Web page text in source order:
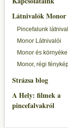
Látnivalók Monor
Pincefalunk
Monor Látnivalói
Monor és
Monor, régi
Strázsa blog
A Hely: filmek a
pincefalvakról